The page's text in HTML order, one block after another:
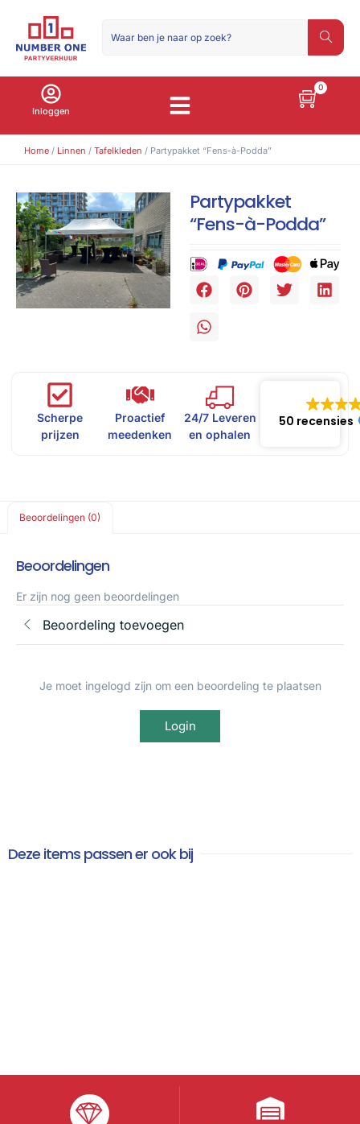
Inloggen
0
Home / Linnen / Tafelkleden / Partypakket “Fens-à-Podda”
Partypakket
“Fens-à-Podda”
Scherpe
prijzen
Proactief
meedenken
24/7 Leveren
en ophalen
50 recensies
Beoordelingen (0)
Beoordelingen
Er zijn nog geen beoordelingen
Beoordeling toevoegen
Je moet ingelogd zijn om een beoordeling te plaatsen
Login
Deze items passen er ook bij